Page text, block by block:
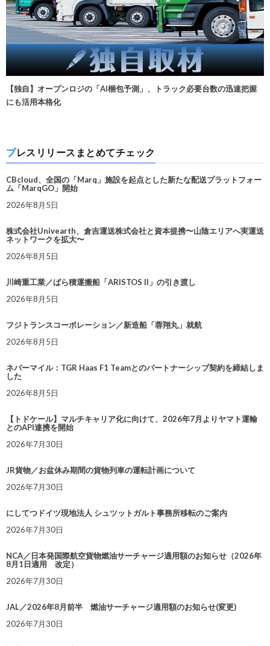
【独自】オープンロジの「AI梱包予測」、トラック必要台数の迅速把握
にも活用本格化
プレスリリースまとめてチェック
CBcloud、全国の「Marq」施設を起点とした新たな配送プラットフォー
ム「MarqGO」開始
2026年8月5日
株式会社Univearth、倉吉運送株式会社と資本提携〜山陰エリアへ実運送
ネットワークを拡大〜
2026年8月5日
川崎重工業／ばら積運搬船「ARISTOS II」の引き渡し
2026年8月5日
フジトランスコーポレーション／新造船「蓉翔丸」就航
2026年8月5日
ネバーマイル：TGR Haas F1 Teamとのパートナーシップ契約を締結しま
した
2026年8月5日
【トドケール】マルチキャリア化に向けて、2026年7月よりヤマト運輸
とのAPI連携を開始
2026年7月30日
JR貨物／お盆休み期間の貨物列車の運転計画について
2026年7月30日
にしてつドイツ現地法人 シュツットガルト事務所移転のご案内
2026年7月30日
NCA／日本発国際航空貨物燃油サーチャージ適用額のお知らせ（2026年
8月1日適用 改定）
2026年7月30日
JAL／2026年8月前半 燃油サーチャージ適用額のお知らせ(変更)
2026年7月30日